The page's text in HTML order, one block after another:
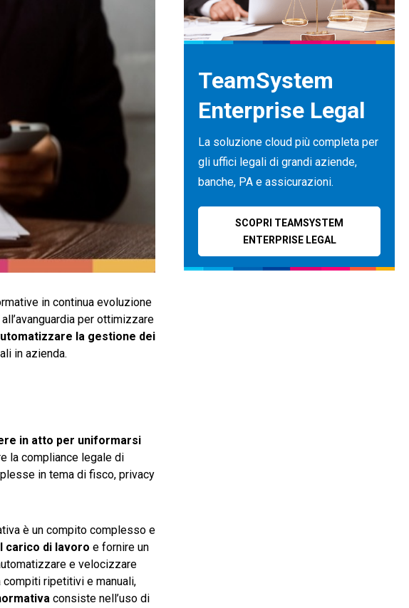
in continua evoluzione
per ottimizzare
la gestione dei
in azienda.
in atto per uniformarsi
la compliance legale di
in tema di fisco, privacy
è un compito complesso e
carico di lavoro e fornire un
e velocizzare
ripetitivi e manuali,
consiste nell’uso di
TeamSystem
Enterprise Legal
La soluzione cloud più completa per
gli uffici legali di grandi aziende,
banche, PA e assicurazioni.
SCOPRI TEAMSYSTEM
ENTERPRISE LEGAL